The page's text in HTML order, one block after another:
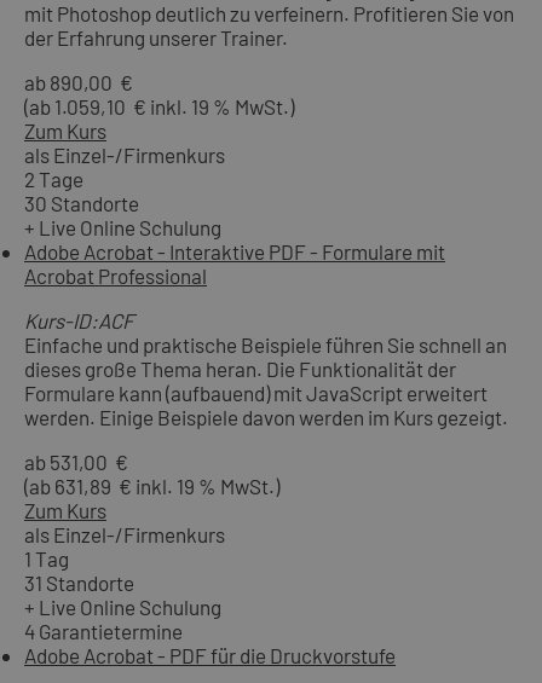
mit Photoshop deutlich zu verfeinern. Profitieren Sie von
der Erfahrung unserer Trainer.
ab 890,00 €
(ab 1.059,10 € inkl. 19 % MwSt.)
Zum Kurs
als Einzel-/Firmenkurs
2 Tage
30 Standorte
+ Live Online Schulung
Adobe Acrobat - Interaktive PDF - Formulare mit
Acrobat Professional
Kurs-ID:ACF
Einfache und praktische Beispiele führen Sie schnell an
dieses große Thema heran. Die Funktionalität der
Formulare kann (aufbauend) mit JavaScript erweitert
werden. Einige Beispiele davon werden im Kurs gezeigt.
ab 531,00 €
(ab 631,89 € inkl. 19 % MwSt.)
Zum Kurs
als Einzel-/Firmenkurs
1 Tag
31 Standorte
+ Live Online Schulung
4 Garantietermine
Adobe Acrobat - PDF für die Druckvorstufe